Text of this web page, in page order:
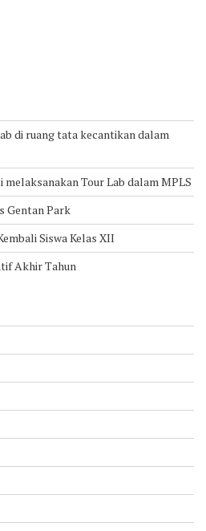
di ruang tata kecantikan dalam
Tour Lab dalam MPLS
Gentan Park
Siswa Kelas XII
Akhir Tahun